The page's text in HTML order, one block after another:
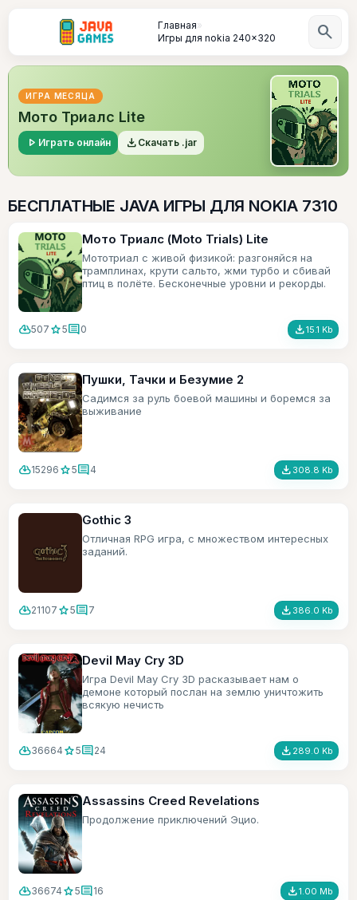
Главная»
Игры для nokia 240x320
search
ИГРА МЕСЯЦА
Мото Триалс Lite
play_arrow Играть онлайн file_download Скачать .jar
БЕСПЛАТНЫЕ JAVA ИГРЫ ДЛЯ NOKIA 7310
Мото Триалс (Moto Trials) Lite
Мототриал с живой физикой: разгоняйся на
трамплинах, крути сальто, жми турбо и сбивай
птиц в полёте. Бесконечные уровни и рекорды.
cloud_download507 star5comment0 file_download15.1 Kb
Пушки, Тачки и Безумие 2
Садимся за руль боевой машины и боремся за
выживание
cloud_download15296 star5comment4 file_download 308.8 Kb
Gothic 3
Отличная RPG игра, с множеством интересных
заданий.
cloud_download21107 star5comment7 file_download 386.0 Kb
Devil May Cry 3D
Игра Devil May Cry 3D расказывает нам о
демоне который послан на землю уничтожить
всякую нечисть
cloud_download36664 star5comment24 file_download 289.0 Kb
Assassins Creed Revelations
Продолжение приключений Эцио.
cloud_download36674 star5comment16 file_download1.00 Mb